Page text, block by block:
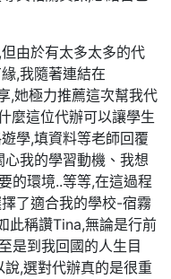
由於有太多太多的代
,我隨著連結在
,她極力推薦這次幫我代
麼這位代辦可以讓學生
學,填資料等老師回覆
我的學習動機、我想
的環境..等等,在這過程
了適合我的學校-宿霧
此稱讚Tina,無論是行前
是到我回國的人生目
,選對代辦真的是很重